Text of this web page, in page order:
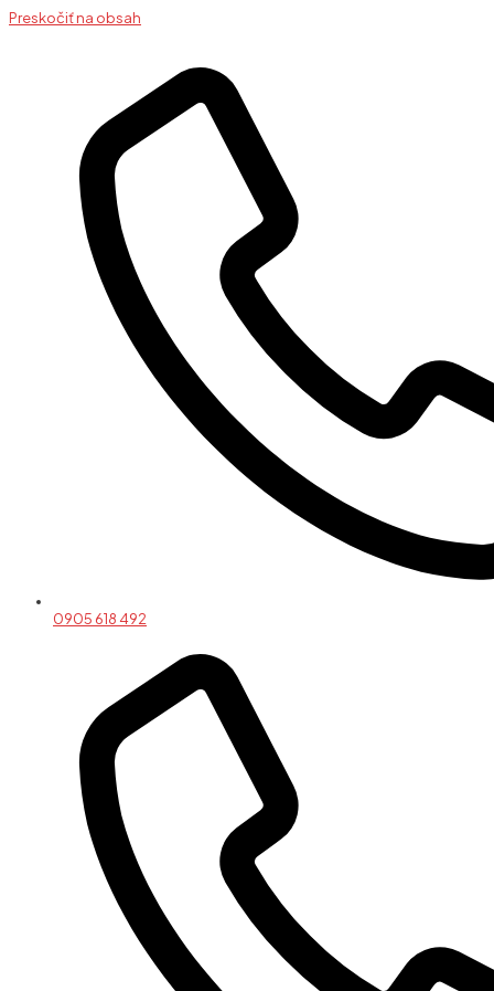
Preskočiť na obsah
0905 618 492